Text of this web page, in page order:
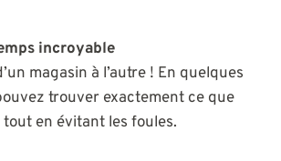
incroyable
magasin à l’autre ! En quelques
trouver exactement ce que
en évitant les foules.